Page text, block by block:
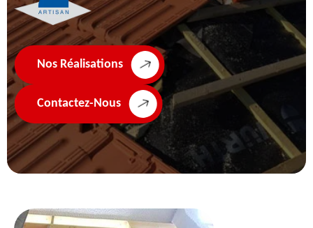
Nos Réalisations
Contactez-Nous